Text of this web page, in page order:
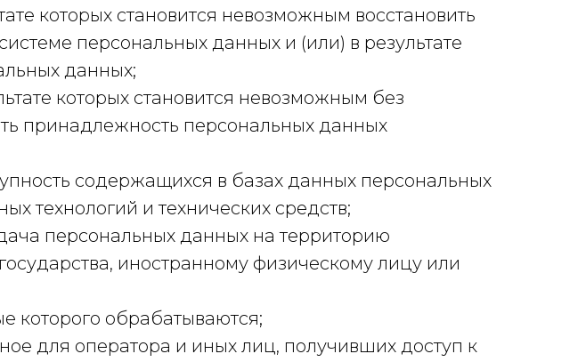
которых становится невозможным восстановить
персональных данных и (или) в результате
данных;
которых становится невозможным без
принадлежность персональных данных
содержащихся в базах данных персональных
технологий и технических средств;
персональных данных на территорию
иностранному физическому лицу или
которого обрабатываются;
для оператора и иных лиц, получивших доступ к